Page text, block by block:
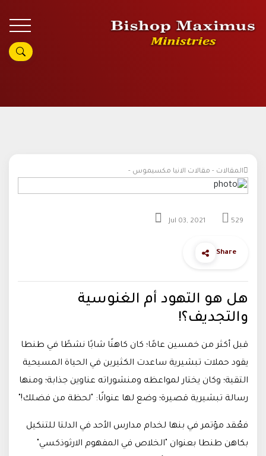
المقالات - مقالات الانبا مكسيموس -
Jul 03, 2021 529
Share
هل هو التهود أم الغنوسية
والتجديف؟!
قبل أكثر من خمسين عامًا؛ كان كاهنًا شابًا نشطًا في طنطا
يقود حملات تبشيرية ساعدت الكثيرين في الحياة المسيحية
التقية؛ وكان يختار لمواعظه ومنشوراته عناوين جذابة؛ ومنها
رسالة تبشيرية قصيرة؛ وضع لها عنوانًا: "لحظة من فضلك!"
فعُقد مؤتمر في بنها لخدام مدارس الأحد في الدلتا للتنكيل
بكاهن طنطا بعنوان "الخلاص في المفهوم الارثوذكسي"